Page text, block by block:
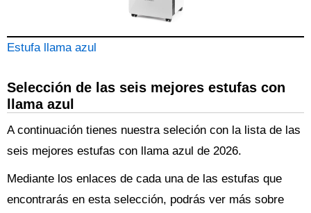
Estufa llama azul
Selección de las seis mejores estufas con
llama azul
A continuación tienes nuestra seleción con la lista de las
seis mejores estufas con llama azul de 2026.
Mediante los enlaces de cada una de las estufas que
encontrarás en esta selección, podrás ver más sobre